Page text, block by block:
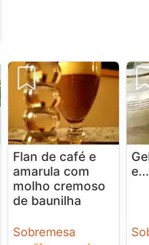
Flan de café e
amarula com
molho cremoso
de baunilha
Sobremesa